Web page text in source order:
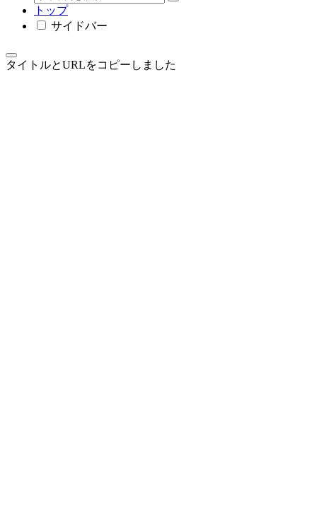
トップ
サイドバー
タイトルとURLをコピーしました